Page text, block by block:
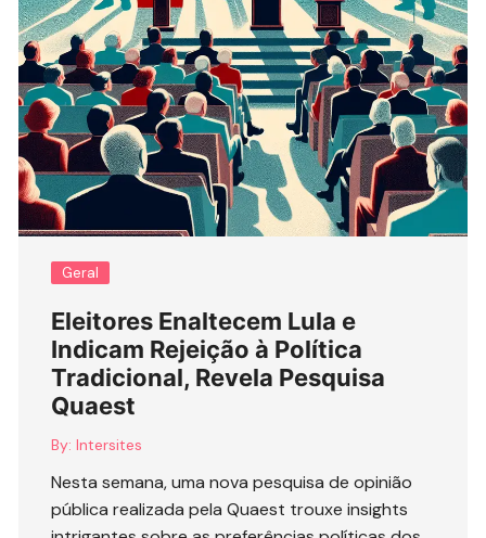
Geral
Eleitores Enaltecem Lula e
Indicam Rejeição à Política
Tradicional, Revela Pesquisa
Quaest
By: Intersites
Nesta semana, uma nova pesquisa de opinião
pública realizada pela Quaest trouxe insights